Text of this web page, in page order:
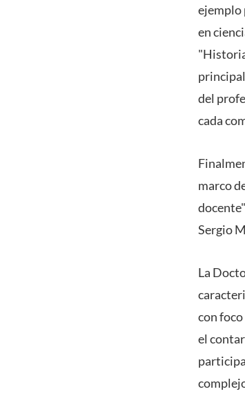
ejemplo
en
del
cada
marco
Sergio
La
con
el